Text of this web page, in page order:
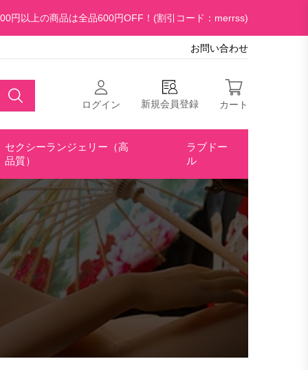
円以上の商品は全品600円OFF！(割引コード：merrss)
お問い合わせ
ログイン 新規会員登録 カート
セクシーランジェリー（高
品質）
ラブドー
ル